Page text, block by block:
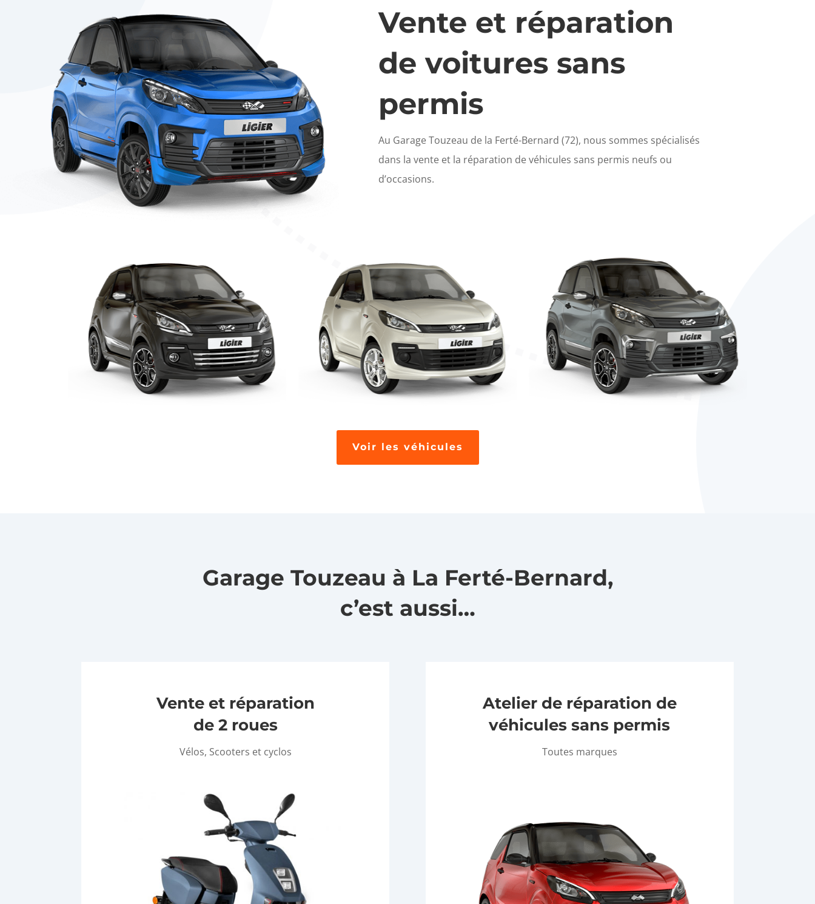
Vente et réparation
de voitures sans
permis
Au Garage Touzeau de la Ferté-Bernard (72), nous sommes spécialisés
dans la vente et la réparation de véhicules sans permis neufs ou
d’occasions.
Voir les véhicules
Garage Touzeau à La Ferté-Bernard,
c’est aussi…
Vente et réparation
de 2 roues
Vélos, Scooters et cyclos
Atelier de réparation de
véhicules sans permis
Toutes marques